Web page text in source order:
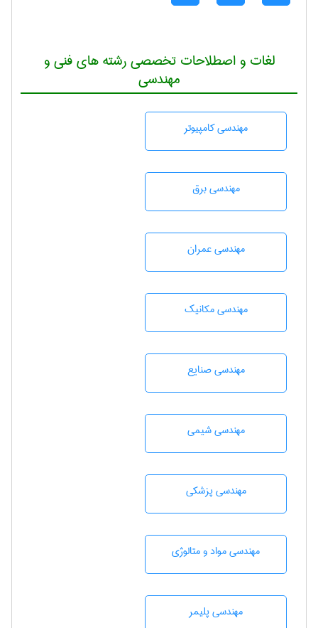
لغات و اصطلاحات تخصصی رشته های فنی و
مهندسی
مهندسی كامپيوتر
مهندسی برق
مهندسی عمران
مهندسی مکانیک
مهندسی صنايع
مهندسي شيمی
مهندسی پزشکی
مهندسی مواد و متالوژی
مهندسی پليمر